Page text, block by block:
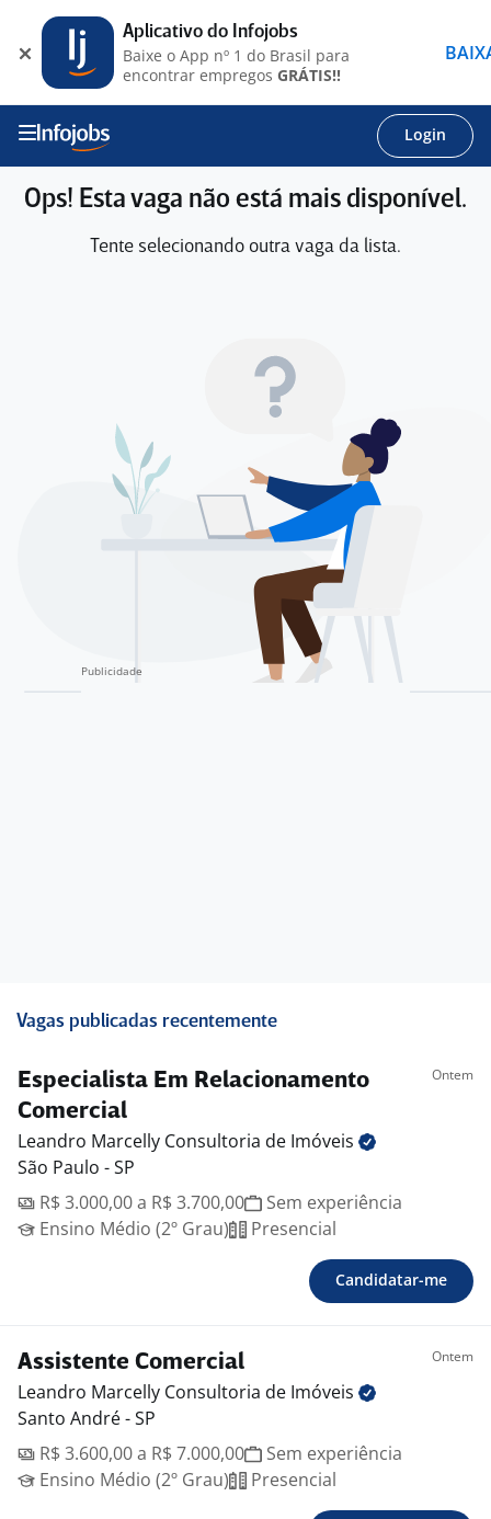
Login
Ops! Esta vaga não está mais disponível.
Tente selecionando outra vaga da lista.
Vagas publicadas recentemente
Especialista Em Relacionamento
Comercial
Ontem
Leandro Marcelly Consultoria de Imóveis
São Paulo - SP
R$ 3.000,00 a R$ 3.700,00
Sem experiência
Ensino Médio (2º Grau)
Presencial
Candidatar-me
Assistente Comercial Ontem
Leandro Marcelly Consultoria de Imóveis
Santo André - SP
R$ 3.600,00 a R$ 7.000,00
Sem experiência
Ensino Médio (2º Grau)
Presencial
Aplicativo do Infojobs
Baixe o App nº 1 do Brasil para
encontrar empregos GRÁTIS!!